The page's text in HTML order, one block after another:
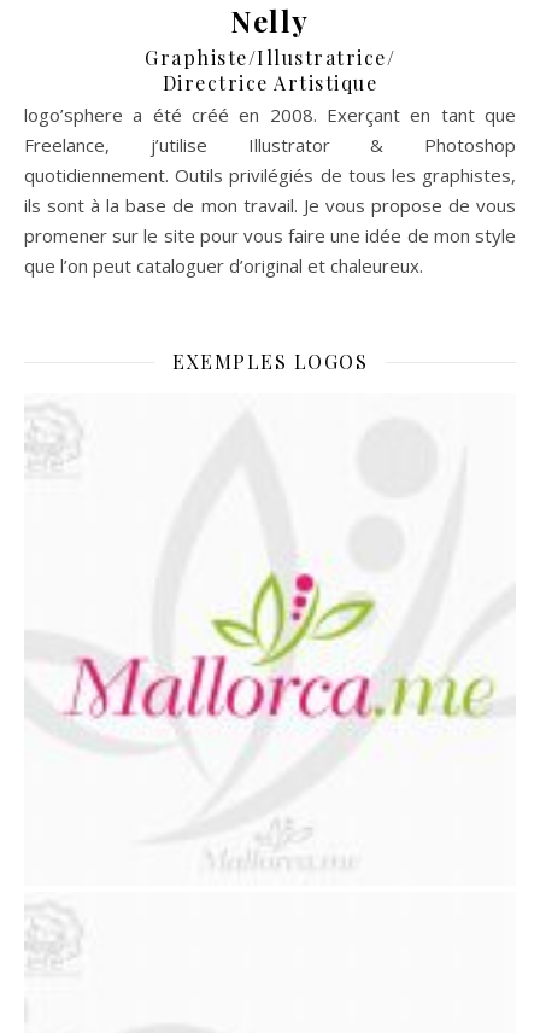
Nelly
Graphiste/Illustratrice/
Directrice Artistique
logo’sphere a été créé en 2008. Exerçant en tant que
Freelance, j’utilise Illustrator & Photoshop
quotidiennement. Outils privilégiés de tous les graphistes,
ils sont à la base de mon travail. Je vous propose de vous
promener sur le site pour vous faire une idée de mon style
que l’on peut cataloguer d’original et chaleureux.
EXEMPLES LOGOS